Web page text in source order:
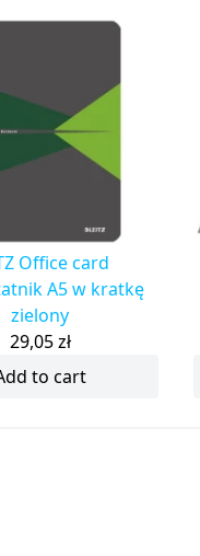
Office card
A5 w kratkę
zielony
29,05zł
to cart